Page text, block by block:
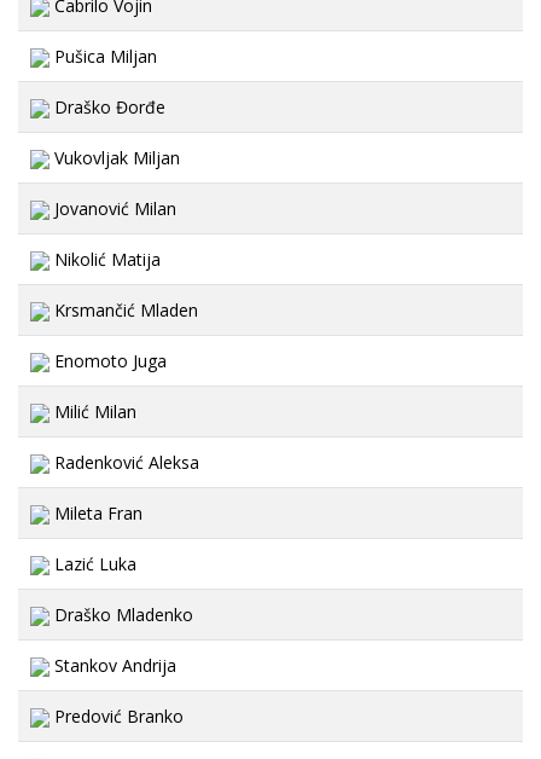
Čabrilo Vojin
Pušica Miljan
Draško Đorđe
Vukovljak Miljan
Jovanović Milan
Nikolić Matija
Krsmančić Mladen
Enomoto Juga
Milić Milan
Radenković Aleksa
Mileta Fran
Lazić Luka
Draško Mladenko
Stankov Andrija
Predović Branko